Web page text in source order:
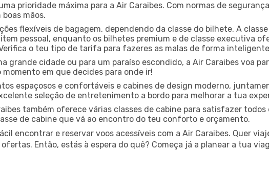
prioridade máxima para a Air Caraibes. Com normas de
mãos.
flexíveis de bagagem, dependendo da classe do bilhete. A
pessoal, enquanto os bilhetes premium e de classe executiva
o teu tipo de tarifa para fazeres as malas de forma
grande cidade ou para um paraíso escondido, a Air Caraibes voa
em que decides para onde ir!
espaçosos e confortáveis e cabines de design moderno,
seleção de entretenimento a bordo para melhorar a tua
também oferece várias classes de cabine para satisfazer todos
de cabine que vá ao encontro do teu conforto e orçamento.
encontrar e reservar voos acessíveis com a Air Caraibes. Quer
Então, estás à espera do quê? Começa já a planear a tua